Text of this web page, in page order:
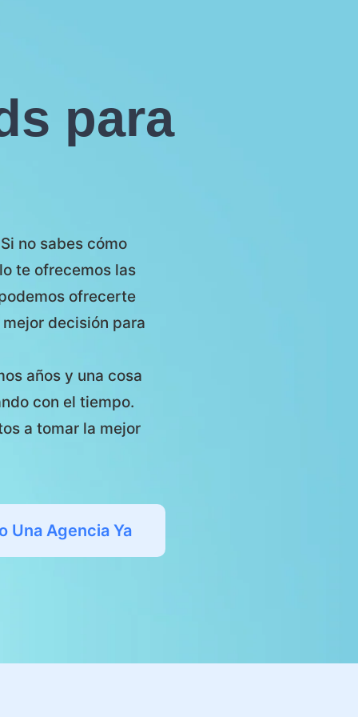
para
no sabes cómo
te ofrecemos las
ofrecerte
decisión para
años y una cosa
con el tiempo.
a tomar la mejor
Una Agencia Ya